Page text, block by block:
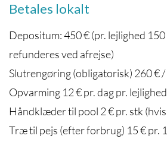
Betales lokalt
Depositum: 450 € (pr. lejlighed
refunderes ved afrejse)
Slutrengøring (obligatorisk) 260 €
Opvarming 12 € pr. dag pr.
Håndklæder til pool 2 € pr. stk
Træ til pejs (efter forbrug) 15 € pr.